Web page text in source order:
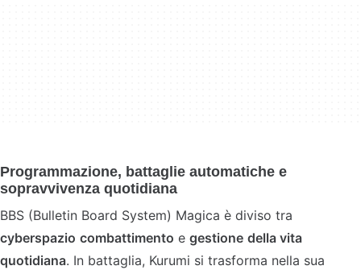
Programmazione, battaglie automatiche e
sopravvivenza quotidiana
BBS (Bulletin Board System) Magica è diviso tra
cyberspazio combattimento e gestione della vita
quotidiana. In battaglia, Kurumi si trasforma nella sua